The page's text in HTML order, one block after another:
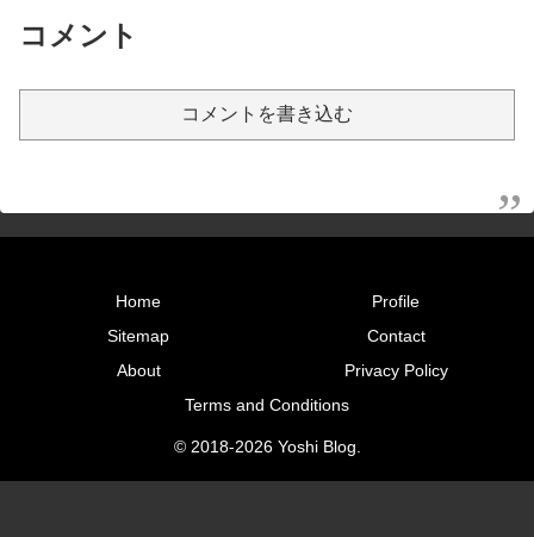
コメント
コメントを書き込む
Home
Profile
Sitemap
Contact
About
Privacy Policy
Terms and Conditions
© 2018-2026 Yoshi Blog.